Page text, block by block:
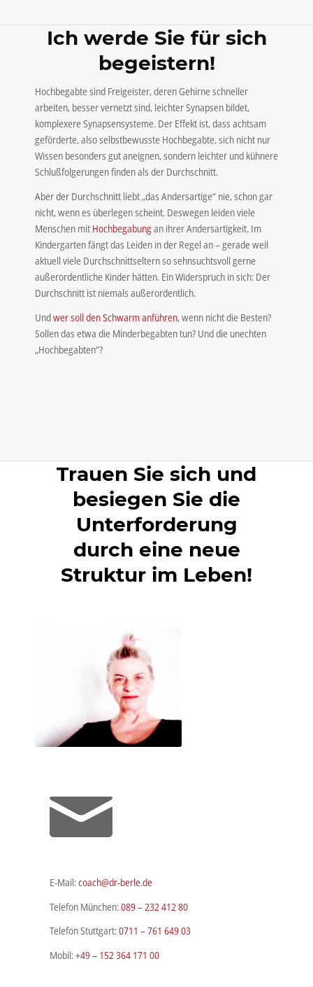
Ich werde Sie für sich
begeistern!
Hochbegabte sind Freigeister, deren Gehirne schneller
arbeiten, besser vernetzt sind, leichter Synapsen bildet,
komplexere Synapsensysteme. Der Effekt ist, dass achtsam
geförderte, also selbstbewusste Hochbegabte, sich nicht nur
Wissen besonders gut aneignen, sondern leichter und kühnere
Schlußfolgerungen finden als der Durchschnitt.
Aber der Durchschnitt liebt „das Andersartige“ nie, schon gar
nicht, wenn es überlegen scheint. Deswegen leiden viele
Menschen mit Hochbegabungan ihrer Andersartigkeit. Im
Kindergarten fängt das Leiden in der Regel an – gerade weil
aktuell viele Durchschnittseltern so sehnsuchtsvoll gerne
außerordentliche Kinder hätten. Ein Widerspruch in sich: Der
Durchschnitt ist niemals außerordentlich.
Undwer soll den Schwarm anführen, wenn nicht die Besten?
Sollen das etwa die Minderbegabten tun? Und die unechten
„Hochbegabten“?
Trauen Sie sich und
besiegen Sie die
Unterforderung
durch eine neue
Struktur im Leben!
E-Mail:coach@dr-berle.de
Telefon München:089 – 232 412 80
Telefon Stuttgart:0711 – 761 649 03
Mobil:+49 – 152 364 171 00